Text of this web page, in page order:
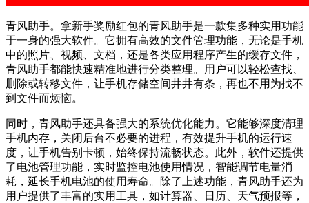
青风助手。拿新手奖励红包的青风助手是一款集多种实用功能
于一身的强大软件。它拥有高效的文件管理功能，无论是手机
中的照片、视频、文档，还是各类应用程序产生的缓存文件，
青风助手都能快速精准地进行分类整理。用户可以轻松查找、
删除或转移文件，让手机存储空间井井有条，再也不用为找不
到文件而烦恼。
同时，青风助手还具备强大的系统优化能力。它能够深度清理
手机内存，关闭后台不必要的进程，有效提升手机的运行速
度，让手机告别卡顿，始终保持流畅状态。此外，软件还提供
了电池管理功能，实时监控电池使用情况，智能调节电量消
耗，延长手机电池的使用寿命。除了上述功能，青风助手还为
用户提供了丰富的实用工具，如计算器、日历、天气预报等，